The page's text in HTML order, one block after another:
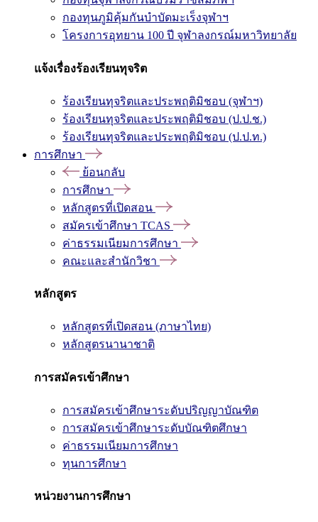
กองทุนภูมิคุ้มกันบำบัดมะเร็งจุฬาฯ
โครงการอุทยาน 100 ปี จุฬาลงกรณ์มหาวิทยาลัย
แจ้งเรื่องร้องเรียนทุจริต
ร้องเรียนทุจริตและประพฤติมิชอบ (จุฬาฯ)
ร้องเรียนทุจริตและประพฤติมิชอบ (ป.ป.ช.)
ร้องเรียนทุจริตและประพฤติมิชอบ (ป.ป.ท.)
การศึกษา
ย้อนกลับ
การศึกษา
หลักสูตรที่เปิดสอน
สมัครเข้าศึกษา TCAS
ค่าธรรมเนียมการศึกษา
คณะและสำนักวิชา
หลักสูตร
หลักสูตรที่เปิดสอน (ภาษาไทย)
หลักสูตรนานาชาติ
การสมัครเข้าศึกษา
การสมัครเข้าศึกษาระดับปริญญาบัณฑิต
การสมัครเข้าศึกษาระดับบัณฑิตศึกษา
ค่าธรรมเนียมการศึกษา
ทุนการศึกษา
หน่วยงานการศึกษา